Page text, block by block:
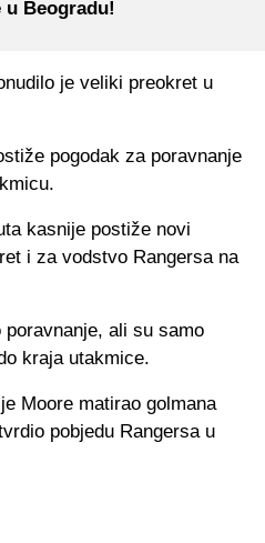
u Beogradu!
je veliki preokret u
pogodak za poravnanje
kasnije postiže novi
i za vodstvo Rangersa na
ali su samo
kraja utakmice.
Moore matirao golmana
pobjedu Rangersa u